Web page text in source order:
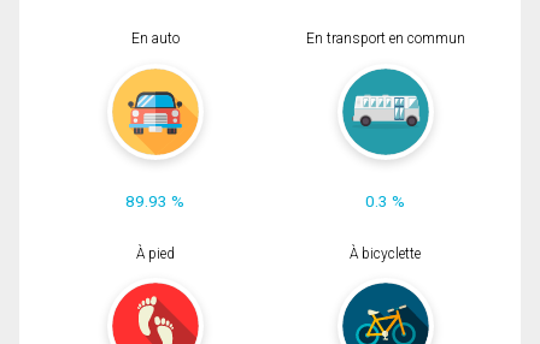
En auto
89.93 %
En transport en commun
0.3 %
À pied À bicyclette